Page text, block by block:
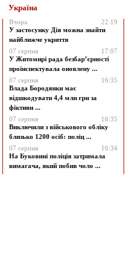
Україна
Вчора
22:19
У застосунку Дія можна знайти
найближче укриття
07 серпня
17:07
У Житомирі рада безбар’єрності
проінспектувала оновлену ...
07 серпня
16:35
Влада Бородянки має
відшкодувати 4,4 млн грн за
фіктивн ...
07 серпня
16:35
Виключили з військового обліку
близько 1200 осіб: поліц ...
07 серпня
16:34
На Буковині поліція затримала
вимагача, який побив чоло ...